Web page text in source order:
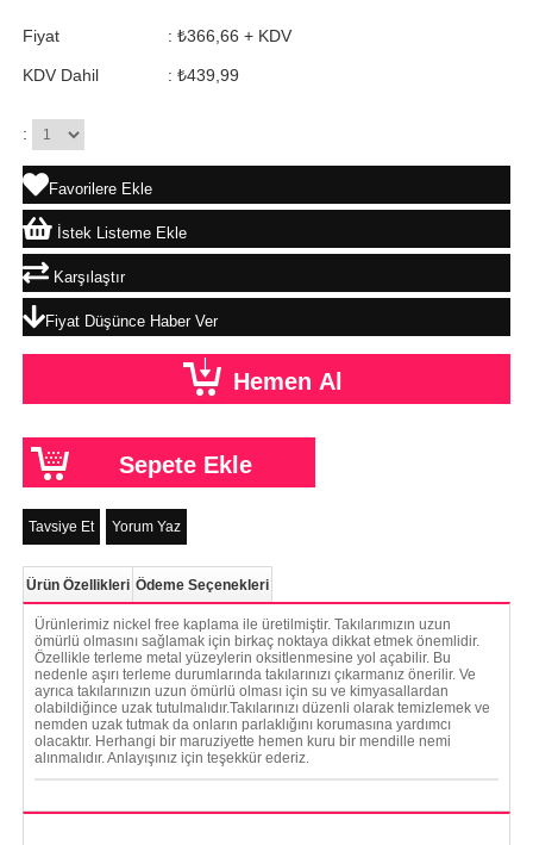
Fiyat : ₺366,66 + KDV
KDV Dahil : ₺439,99
:
Favorilere Ekle
İstek Listeme Ekle
Karşılaştır
Fiyat Düşünce Haber Ver
Tavsiye Et Yorum Yaz
Ürün Özellikleri Ödeme Seçenekleri
Ürünlerimiz nickel free kaplama ile üretilmiştir. Takılarımızın uzun
ömürlü olmasını sağlamak için birkaç noktaya dikkat etmek önemlidir.
Özellikle terleme metal yüzeylerin oksitlenmesine yol açabilir. Bu
nedenle aşırı terleme durumlarında takılarınızı çıkarmanız önerilir. Ve
ayrıca takılarınızın uzun ömürlü olması için su ve kimyasallardan
olabildiğince uzak tutulmalıdır.Takılarınızı düzenli olarak temizlemek ve
nemden uzak tutmak da onların parlaklığını korumasına yardımcı
olacaktır. Herhangi bir maruziyette hemen kuru bir mendille nemi
alınmalıdır. Anlayışınız için teşekkür ederiz.